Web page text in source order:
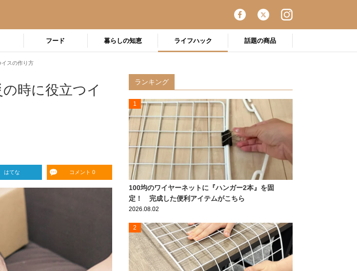
フード 暮らしの知恵 ライフハック 話題の商品
スの作り方
時に役立つイ
はてな コメント 0
ランキング
1
100均のワイヤーネットに『ハンガー2本』を固
定！ 完成した便利アイテムがこちら
2026.08.02
2